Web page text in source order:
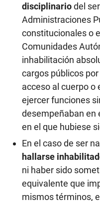
disciplinariodel
Administraciones
constitucionales o
Comunidades
inhabilitación
cargos públicos
acceso al cuerpo o
ejercer funciones
desempeñaban en
en el que hubiese
En el caso de ser
hallarse
ni haber sido
equivalente que
mismos términos,